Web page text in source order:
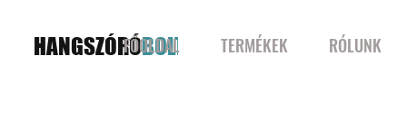
HANGSZÓRÓBOLT
FŐOLDAL TERMÉKEK RÓLUNK